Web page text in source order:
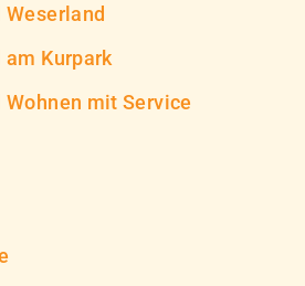
Kurpark
mit Service